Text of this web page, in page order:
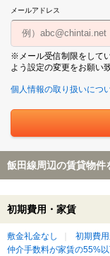
メールアドレス
※メール受信制限をして
よう設定の変更をお願い
個人情報の取り扱いにつ
飯田線周辺の賃貸物件
初期費用・家賃
敷金礼金なし 初期費
仲介手数料が家賃の55%